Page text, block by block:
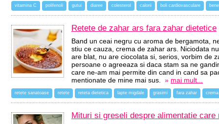
vitamina C polifenoli gutui diaree colesterol calorii boli cardiovasculare
Retete de zahar ars fara zahar dietetice
Band un ceai negru cu aroma de bergamota,
stiu ce cauza, crema de zahar ars. Niciodata
are blat, nu are ciocolata si, serios, vorbim de
persoane o agreeaza si daca stam sa ne
care ne-am mai permite din cand in cand sa
mentionate de mine mai sus. » mai mult...
retete sanatoase retete reteta dietetica lapte migdale grasimi fara zahar
Mituri si greseli despre alimentatie